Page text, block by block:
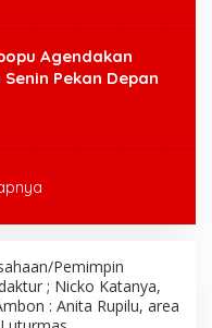
Agendakan
Pekan Depan
Pemimpin
; Nicko Katanya,
: Anita Rupilu, area